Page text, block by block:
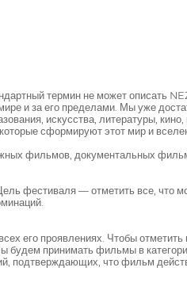
термин не может описать
и за его пределами. Мы уже
искусства, литературы,
сформируют этот мир и
фильмов, документальных
фестиваля — отметить все, что
его проявлениях. Чтобы отметить
будем принимать фильмы в
подтверждающих, что фильм